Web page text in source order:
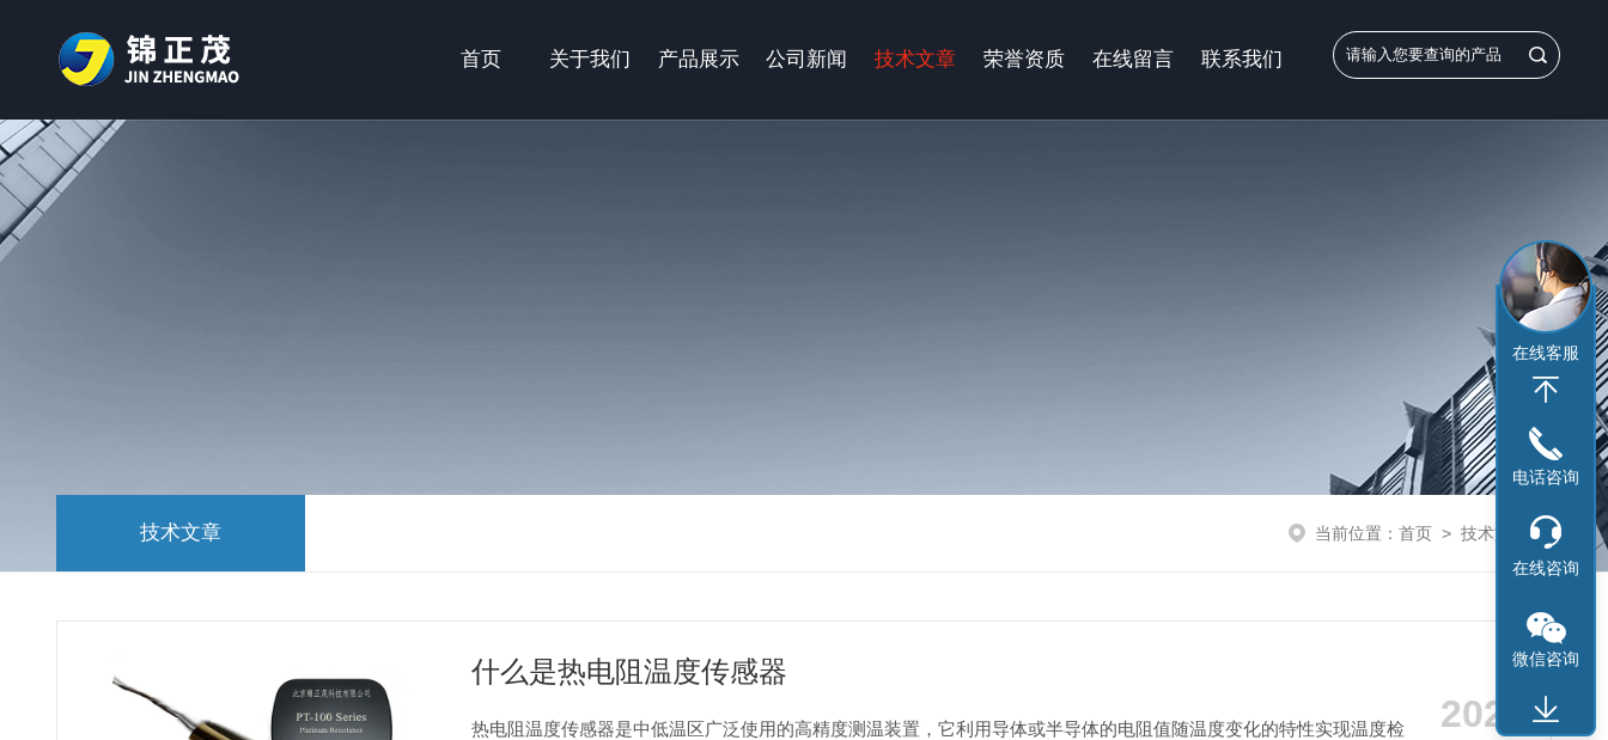
首页 关于我们 产品展示 公司新闻 技术文章 荣誉资质 在线留言 联系我们
技术文章 当前位置： 首页> 技术文章
什么是热电阻温度传感器
热电阻温度传感器是中低温区广泛使用的高精度测温装置，它利用导体或半导体的电阻值随温度变化的特性实现温度检
2026
在线客服
电话咨询
在线咨询
微信咨询